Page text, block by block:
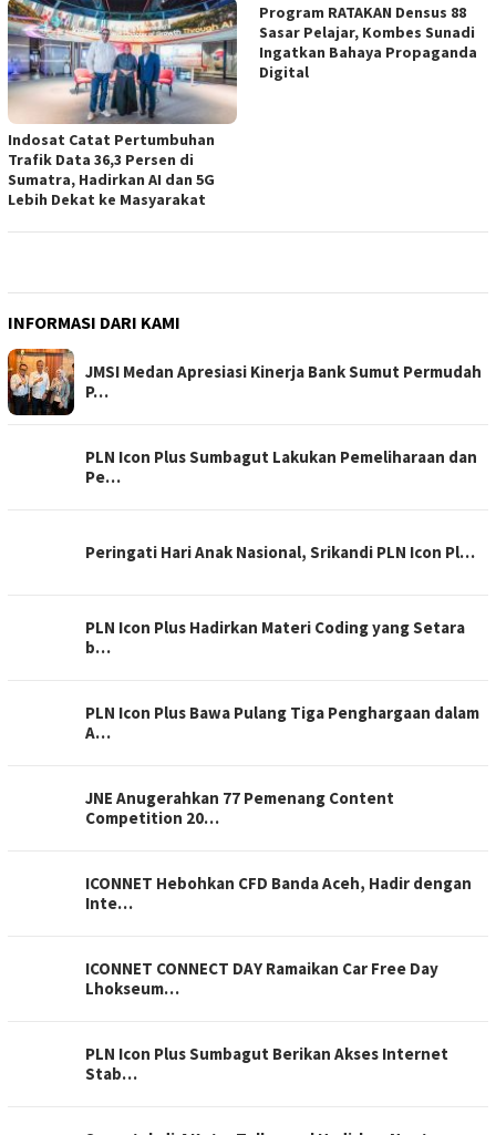
Indosat Catat Pertumbuhan
Trafik Data 36,3 Persen di
Sumatra, Hadirkan AI dan 5G
Lebih Dekat ke Masyarakat
Program RATAKAN Densus 88
Sasar Pelajar, Kombes Sunadi
Ingatkan Bahaya Propaganda
Digital
INFORMASI DARI KAMI
JMSI Medan Apresiasi Kinerja Bank Sumut Permudah
P…
PLN Icon Plus Sumbagut Lakukan Pemeliharaan dan
Pe…
Peringati Hari Anak Nasional, Srikandi PLN Icon Pl…
PLN Icon Plus Hadirkan Materi Coding yang Setara
b…
PLN Icon Plus Bawa Pulang Tiga Penghargaan dalam
A…
JNE Anugerahkan 77 Pemenang Content
Competition 20…
ICONNET Hebohkan CFD Banda Aceh, Hadir dengan
Inte…
ICONNET CONNECT DAY Ramaikan Car Free Day
Lhokseum…
PLN Icon Plus Sumbagut Berikan Akses Internet
Stab…